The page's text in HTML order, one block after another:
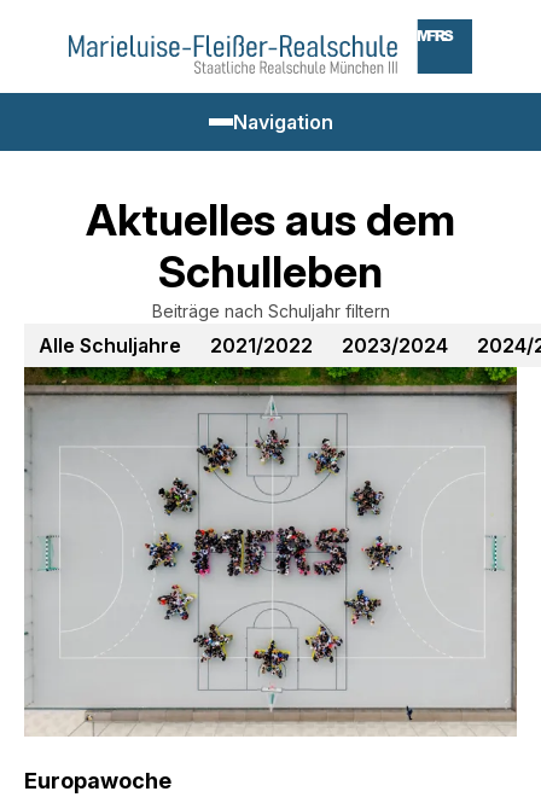
Marieluise-
Fleißer-
Realschule
Navigation
einblenden
Navigation
Suchbegriff
Drücken
Suchen
Unsere Schule
Schulleben
Beratung
Für Eltern & Schüler
MFRS Schulmanager
Aktuelles aus dem
Schulleben
Beiträge nach Schuljahr filtern
Alle Schuljahre 2021/2022 2023/2024 2024/
Europawoche